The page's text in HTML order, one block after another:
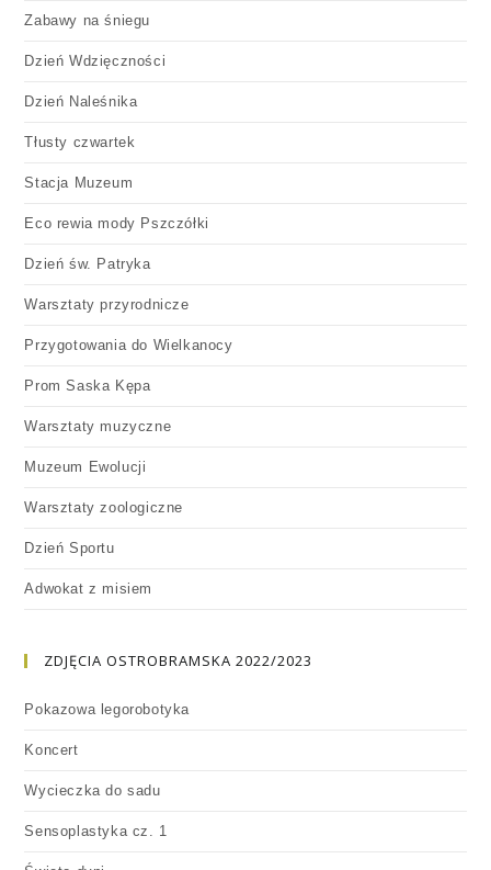
Zabawy na śniegu
Dzień Wdzięczności
Dzień Naleśnika
Tłusty czwartek
Stacja Muzeum
Eco rewia mody Pszczółki
Dzień św. Patryka
Warsztaty przyrodnicze
Przygotowania do Wielkanocy
Prom Saska Kępa
Warsztaty muzyczne
Muzeum Ewolucji
Warsztaty zoologiczne
Dzień Sportu
Adwokat z misiem
ZDJĘCIA OSTROBRAMSKA 2022/2023
Pokazowa legorobotyka
Koncert
Wycieczka do sadu
Sensoplastyka cz. 1